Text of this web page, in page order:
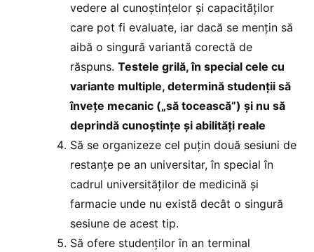
vedere al cunoștințelor și capacităților
care pot fi evaluate, iar dacă se mențin să
aibă o singură variantă corectă de
răspuns. Testele grilă, în special cele cu
variante multiple, determină studenții să
învețe mecanic („să tocească”) și nu să
deprindă cunoștințe și abilități reale
Să se organizeze cel puțin două sesiuni de
restanțe pe an universitar, în special în
cadrul universităților de medicină și
farmacie unde nu există decât o singură
sesiune de acest tip.
Să ofere studenților în an terminal